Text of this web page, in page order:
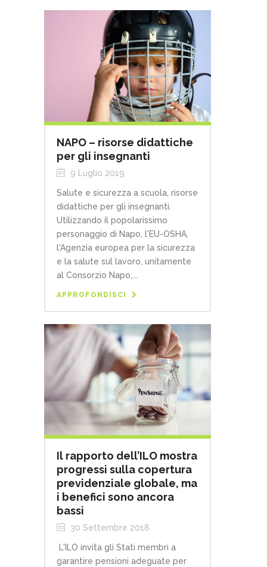
NAPO – risorse didattiche
per gli insegnanti
9 Luglio 2019
Salute e sicurezza a scuola, risorse
didattiche per gli insegnanti.
Utilizzando il popolarissimo
personaggio di Napo, l'EU-OSHA,
l'Agenzia europea per la sicurezza
e la salute sul lavoro, unitamente
al Consorzio Napo,...
APPROFONDISCI
Il rapporto dell’ILO mostra
progressi sulla copertura
previdenziale globale, ma
i benefici sono ancora
bassi
30 Settembre 2018
L'ILO invita gli Stati membri a
garantire pensioni adeguate per